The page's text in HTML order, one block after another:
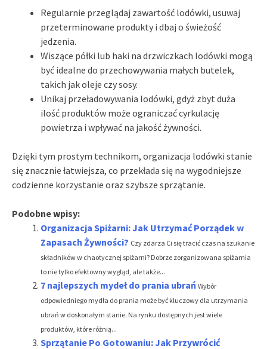
Regularnie przeglądaj zawartość lodówki, usuwaj
przeterminowane produkty i dbaj o świeżość
jedzenia.
Wiszące półki lub haki na drzwiczkach lodówki mogą
być idealne do przechowywania małych butelek,
takich jak oleje czy sosy.
Unikaj przeładowywania lodówki, gdyż zbyt duża
ilość produktów może ograniczać cyrkulację
powietrza i wpływać na jakość żywności.
Dzięki tym prostym technikom, organizacja lodówki stanie
się znacznie łatwiejsza, co przekłada się na wygodniejsze
codzienne korzystanie oraz szybsze sprzątanie.
Podobne wpisy:
Organizacja Spiżarni: Jak Utrzymać Porządek w
Zapasach Żywności? Czy zdarza Ci się tracić czas na szukanie
składników w chaotycznej spiżarni? Dobrze zorganizowana spiżarnia
to nie tylko efektowny wygląd, ale także...
7 najlepszych mydeł do prania ubrań Wybór
odpowiedniego mydła do prania może być kluczowy dla utrzymania
ubrań w doskonałym stanie. Na rynku dostępnych jest wiele
produktów, które różnią...
Sprzątanie Po Gotowaniu: Jak Przywrócić